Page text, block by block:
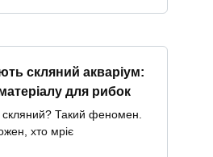
скляний акваріум:
для рибок
скляний? Такий феномен.
хто мріє